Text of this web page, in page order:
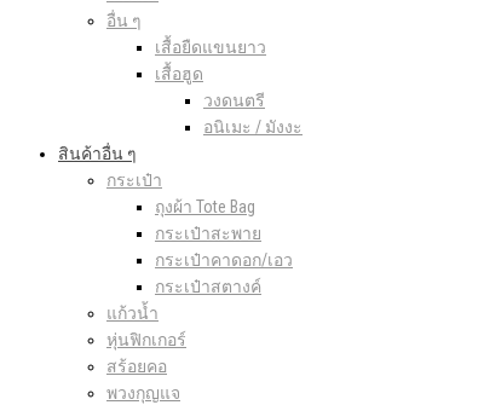
อื่น ๆ
เสื้อยืดแขนยาว
เสื้อฮูด
วงดนตรี
อนิเมะ / มังงะ
สินค้าอื่น ๆ
กระเป๋า
ถุงผ้า Tote Bag
กระเป๋าสะพาย
กระเป๋าคาดอก/เอว
กระเป๋าสตางค์
แก้วน้ำ
หุ่นฟิกเกอร์
สร้อยคอ
พวงกุญแจ